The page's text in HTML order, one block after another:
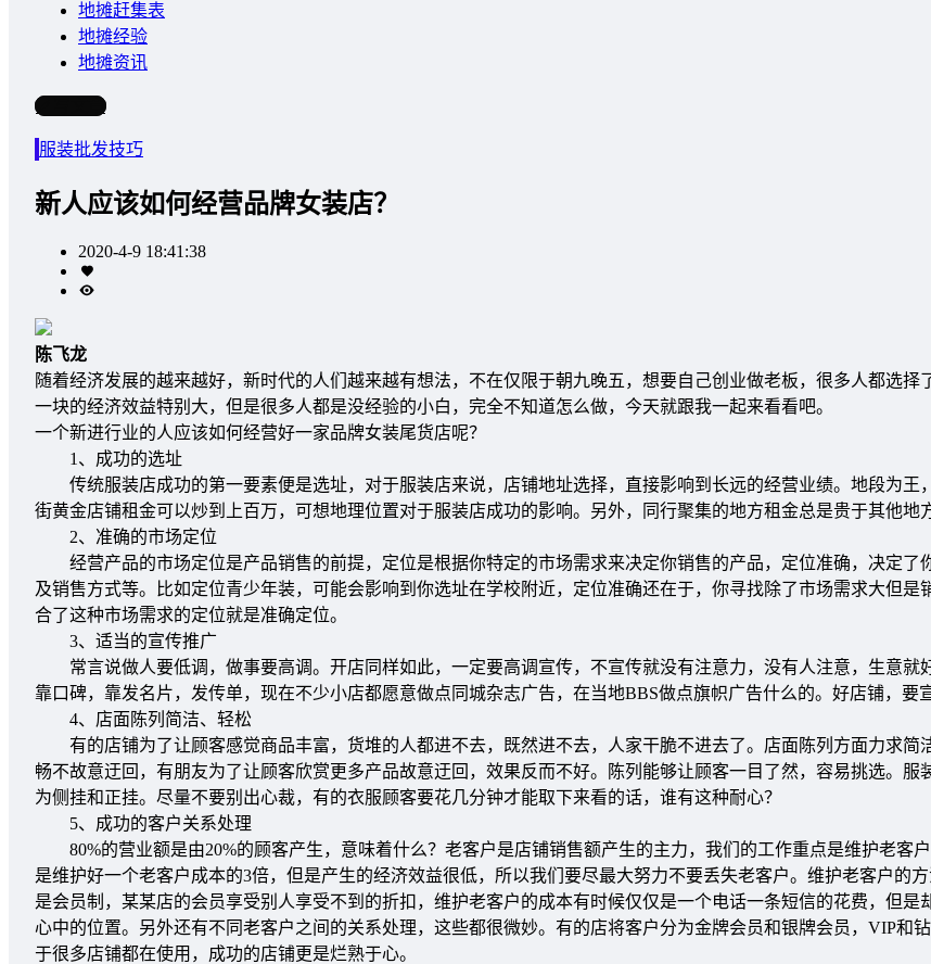
地摊赶集表
地摊经验
地摊资讯
写文章
服装批发技巧
新人应该如何经营品牌女装店？
2020-4-9 18:41:38
陈飞龙
随着经济发展的越来越好，新时代的人们越来越有想法，不在仅限于朝九晚五，想要自己创业做老板，很多人都选择
一块的经济效益特别大，但是很多人都是没经验的小白，完全不知道怎么做，今天就跟我一起来看看吧。
一个新进行业的人应该如何经营好一家品牌女装尾货店呢？
1、成功的选址
传统服装店成功的第一要素便是选址，对于服装店来说，店铺地址选择，直接影响到长远的经营业绩。地段为王
街黄金店铺租金可以炒到上百万，可想地理位置对于服装店成功的影响。另外，同行聚集的地方租金总是贵于其他地
2、准确的市场定位
经营产品的市场定位是产品销售的前提，定位是根据你特定的市场需求来决定你销售的产品，定位准确，决定了
及销售方式等。比如定位青少年装，可能会影响到你选址在学校附近，定位准确还在于，你寻找除了市场需求大但是
合了这种市场需求的定位就是准确定位。
3、适当的宣传推广
常言说做人要低调，做事要高调。开店同样如此，一定要高调宣传，不宣传就没有注意力，没有人注意，生意就
靠口碑，靠发名片，发传单，现在不少小店都愿意做点同城杂志广告，在当地BBS做点旗帜广告什么的。好店铺，要
4、店面陈列简洁、轻松
有的店铺为了让顾客感觉商品丰富，货堆的人都进不去，既然进不去，人家干脆不进去了。店面陈列方面力求简
畅不故意迂回，有朋友为了让顾客欣赏更多产品故意迂回，效果反而不好。陈列能够让顾客一目了然，容易挑选。服
为侧挂和正挂。尽量不要别出心裁，有的衣服顾客要花几分钟才能取下来看的话，谁有这种耐心？
5、成功的客户关系处理
80%的营业额是由20%的顾客产生，意味着什么？老客户是店铺销售额产生的主力，我们的工作重点是维护老客
是维护好一个老客户成本的3倍，但是产生的经济效益很低，所以我们要尽最大努力不要丢失老客户。维护老客户的
是会员制，某某店的会员享受别人享受不到的折扣，维护老客户的成本有时候仅仅是一个电话一条短信的花费，但是
心中的位置。另外还有不同老客户之间的关系处理，这些都很微妙。有的店将客户分为金牌会员和银牌会员，VIP和
于很多店铺都在使用，成功的店铺更是烂熟于心。